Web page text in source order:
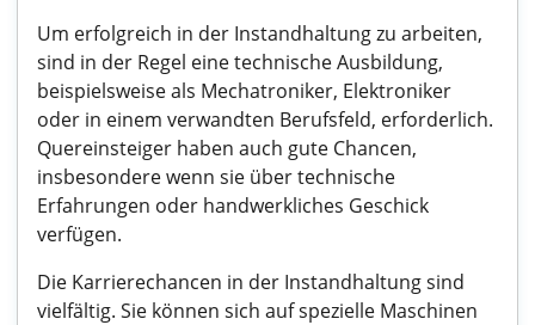
Um erfolgreich in der Instandhaltung zu arbeiten,
sind in der Regel eine technische Ausbildung,
beispielsweise als Mechatroniker, Elektroniker
oder in einem verwandten Berufsfeld, erforderlich.
Quereinsteiger haben auch gute Chancen,
insbesondere wenn sie über technische
Erfahrungen oder handwerkliches Geschick
verfügen.
Die Karrierechancen in der Instandhaltung sind
vielfältig. Sie können sich auf spezielle Maschinen